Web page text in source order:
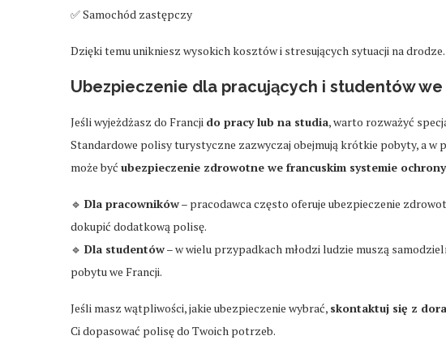
✅ Samochód zastępczy
Dzięki temu unikniesz wysokich kosztów i stresujących sytuacji na drodze.
Ubezpieczenie dla pracujących i studentów we
Jeśli wyjeżdżasz do Francji do pracy lub na studia, warto rozważyć
Standardowe polisy turystyczne zazwyczaj obejmują krótkie pobyty, a w
może być ubezpieczenie zdrowotne we francuskim systemie
🔹 Dla pracowników– pracodawca często oferuje ubezpieczenie
dokupić dodatkową polisę.
🔹 Dla studentów– w wielu przypadkach młodzi ludzie muszą
pobytu we Francji.
Jeśli masz wątpliwości, jakie ubezpieczenie wybrać, skontaktuj się z
Ci dopasować polisę do Twoich potrzeb.